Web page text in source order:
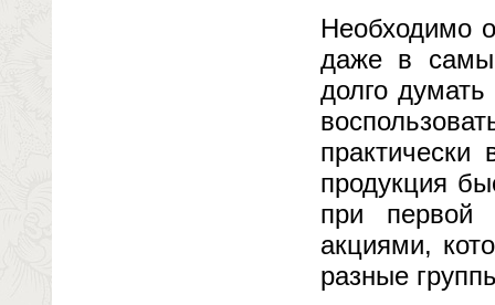
Необходимо
даже в
долго
продукция
при первой
акциями,
разные